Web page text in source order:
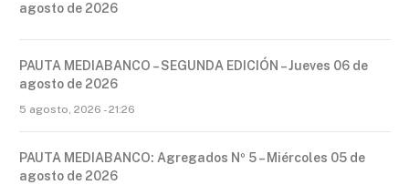
agosto de 2026
PAUTA MEDIABANCO – SEGUNDA EDICIÓN – Jueves 06 de
agosto de 2026
5 agosto, 2026 - 21:26
PAUTA MEDIABANCO: Agregados Nº 5 – Miércoles 05 de
agosto de 2026